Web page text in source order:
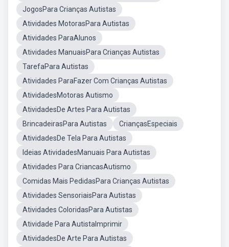
JogosPara Crianças Autistas
Atividades MotorasPara Autistas
Atividades ParaAlunos
Atividades ManuaisPara Crianças Autistas
TarefaPara Autistas
Atividades ParaFazer Com Crianças Autistas
AtividadesMotoras Autismo
AtividadesDe Artes Para Autistas
BrincadeirasPara Autistas
CriançasEspeciais
AtividadesDe Tela Para Autistas
Ideias AtividadesManuais Para Autistas
Atividades Para CriancasAutismo
Comidas Mais PedidasPara Crianças Autistas
Atividades SensoriaisPara Autistas
Atividades ColoridasPara Autistas
Atividade Para AutistaImprimir
AtividadesDe Arte Para Autistas